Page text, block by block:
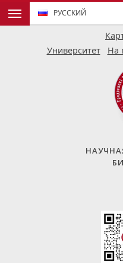
РУССКИЙ
Университет На